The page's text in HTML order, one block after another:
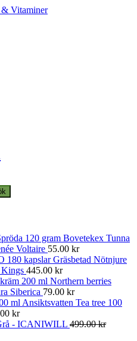
Bovetekex Tunna
Voltaire 55.00 kr
Gräsbetad Nötnjure
445.00 kr
Northern berries
Siberica 79.00 kr
Ansiktsvatten Tea tree 100
kr
- ICANIWILL 499.00kr